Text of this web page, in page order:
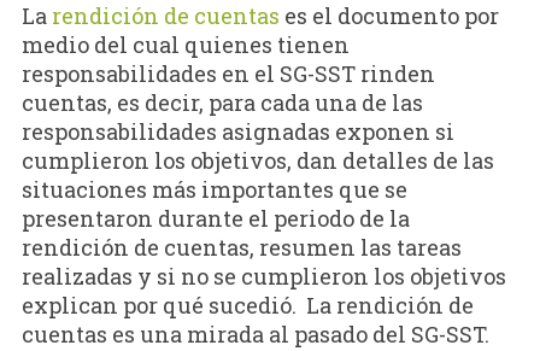
La rendición de cuentas es el documento por
medio del cual quienes tienen
responsabilidades en el SG-SST rinden
cuentas, es decir, para cada una de las
responsabilidades asignadas exponen si
cumplieron los objetivos, dan detalles de las
situaciones más importantes que se
presentaron durante el periodo de la
rendición de cuentas, resumen las tareas
realizadas y si no se cumplieron los objetivos
explican por qué sucedió. La rendición de
cuentas es una mirada al pasado del SG-SST.